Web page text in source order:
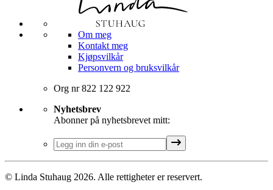
Om meg
Kontakt meg
Kjøpsvilkår
Personvern og bruksvilkår
Org nr 822 122 922
Nyhetsbrev
Abonner på nyhetsbrevet mitt:
© Linda Stuhaug 2026. Alle rettigheter er reservert.